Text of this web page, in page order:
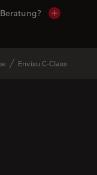
Show
Envisu C-Class